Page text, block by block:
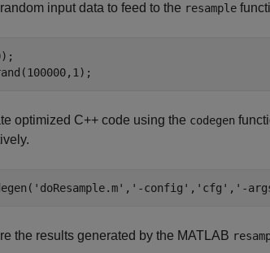
input data to feed to the resample
optimized C++ code using the codegen
config','cfg','-
the results generated by the MATLAB